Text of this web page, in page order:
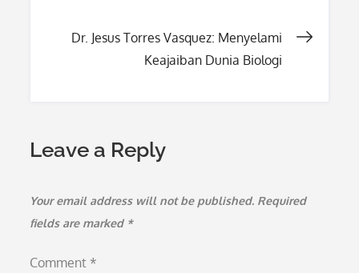
Dr. Jesus Torres Vasquez: Menyelami
Keajaiban Dunia Biologi
Leave a Reply
Your email address will not be published. Required
fields are marked *
Comment *